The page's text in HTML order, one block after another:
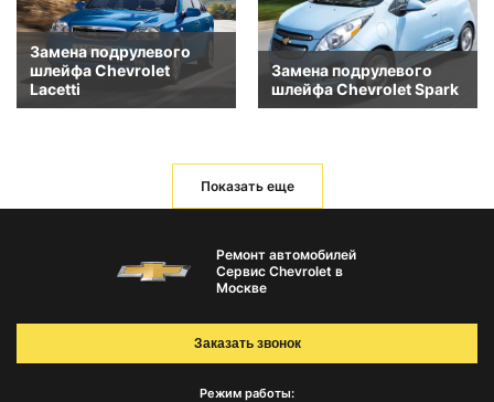
Замена подрулевого
шлейфа Chevrolet
Lacetti
Замена подрулевого
шлейфа Chevrolet Spark
Показать еще
Ремонт автомобилей
Сервис Chevrolet в
Москве
Режим работы:
Заказать звонок